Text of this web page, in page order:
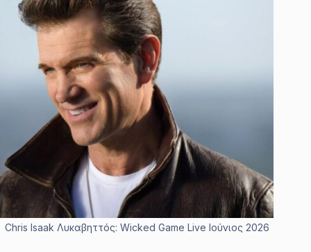
Chris Isaak Λυκαβηττός: Wicked Game Live Ιούνιος 2026